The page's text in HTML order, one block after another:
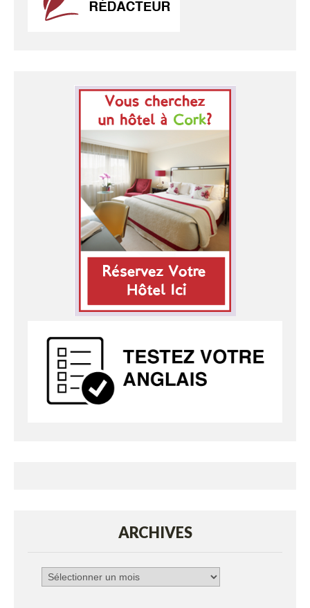
ARCHIVES
Archives